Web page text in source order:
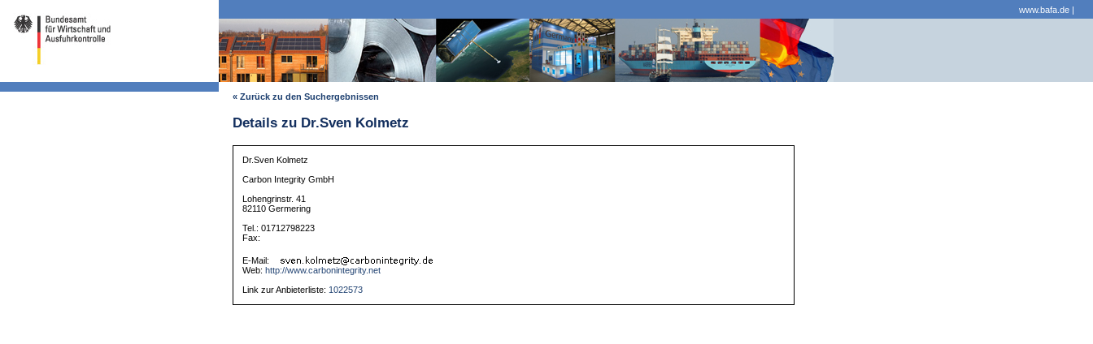
www.bafa.de |
« Zurück zu den Suchergebnissen
Details zu Dr.Sven Kolmetz
Dr.Sven Kolmetz
Carbon Integrity GmbH
Lohengrinstr. 41
82110 Germering
Tel.: 01712798223
Fax:
E-Mail:
Web: http://www.carbonintegrity.net
Link zur Anbieterliste:1022573